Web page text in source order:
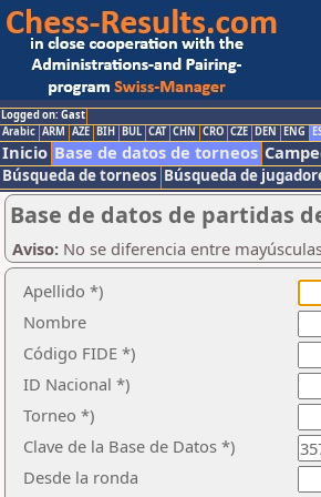
Logged on: Gast
Arabic ARM AZE BIH BUL CAT CHN CRO CZE DEN ENG
Inicio Base de datos de torneos
Búsqueda de torneos Búsqueda de
Base de datos de partidas
Aviso: No se diferencia entre
Apellido *)
Nombre
Código FIDE *)
ID Nacional *)
Torneo *)
Clave de la Base de Datos *)
Desde la ronda